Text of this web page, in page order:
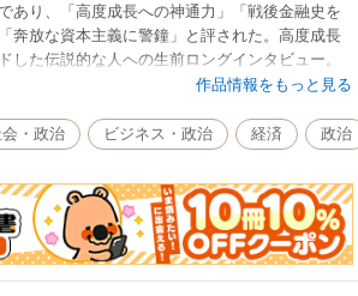
あり、「高度成長への神通力」「戦後金融史を
奔放な資本主義に警鐘」と評された。高度成長
した伝説的な人への生前ロングインタビュー。
作品情報をもっと見る
・政治 ビジネス・政治 経済 政治